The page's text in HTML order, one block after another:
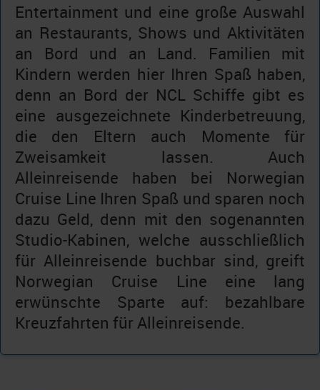
Entertainment und eine große Auswahl
an Restaurants, Shows und Aktivitäten
an Bord und an Land. Familien mit
Kindern werden hier Ihren Spaß haben,
denn an Bord der NCL Schiffe gibt es
eine ausgezeichnete Kinderbetreuung,
die den Eltern auch Momente für
Zweisamkeit lassen. Auch
Alleinreisende haben bei Norwegian
Cruise Line Ihren Spaß und sparen noch
dazu Geld, denn mit den sogenannten
Studio-Kabinen, welche ausschließlich
für Alleinreisende buchbar sind, greift
Norwegian Cruise Line eine lang
erwünschte Sparte auf: bezahlbare
Kreuzfahrten für Alleinreisende.